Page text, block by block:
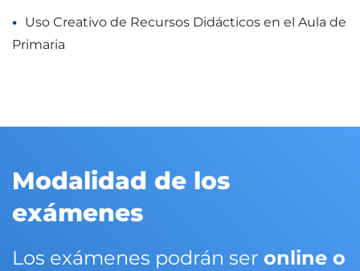
Uso Creativo de Recursos Didácticos en el Aula de
Primaria
Modalidad de los
exámenes
Los exámenes podrán ser online o